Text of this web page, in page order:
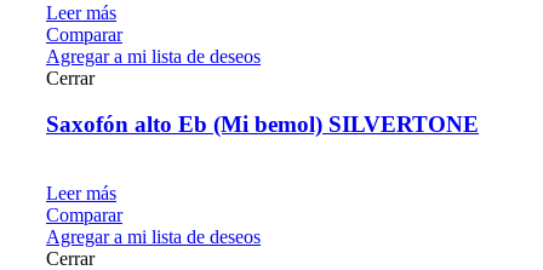
Leer más
Comparar
Agregar a mi lista de deseos
Cerrar
Saxofón alto Eb (Mi bemol) SILVERTONE
Leer más
Comparar
Agregar a mi lista de deseos
Cerrar